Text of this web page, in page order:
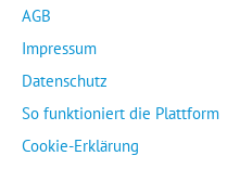
AGB
Impressum
Datenschutz
So funktioniert die Plattform
Cookie-Erklärung